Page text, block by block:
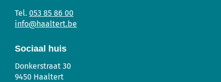
053 85 86 00
info@haaltert.be
Sociaal huis
Sociaal
Huis
Adres
Donkerstraat 30
9450 Haaltert
Tel.
E-
mail